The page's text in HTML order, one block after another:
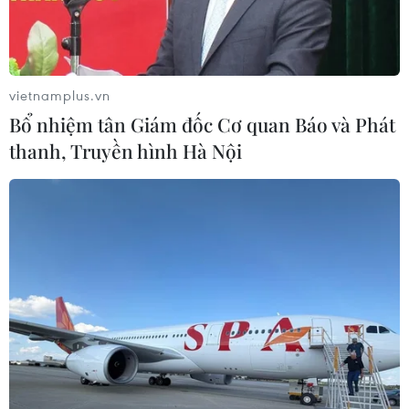
đảo.
Chiều 5/1, tại thành phố Cam Ranh (tỉnh Khánh
Hòa), Bộ Tư lệnh Vùng 4 Hải quân đã tổ chức Lễ
gặp mặt, trao Huy hiệu Chiến sỹ Trường Sa và
vietnamplus.vn
Bổ nhiệm tân Giám đốc Cơ quan Báo và Phát
thanh, Truyền hình Hà Nội